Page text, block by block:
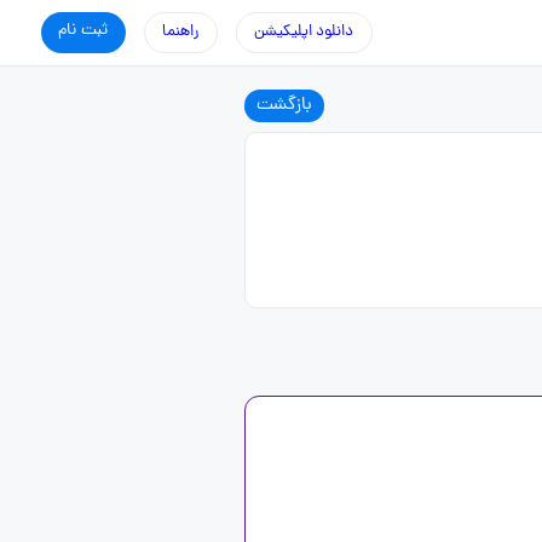
ثبت نام راهنما دانلود اپلیکیشن
بازگشت